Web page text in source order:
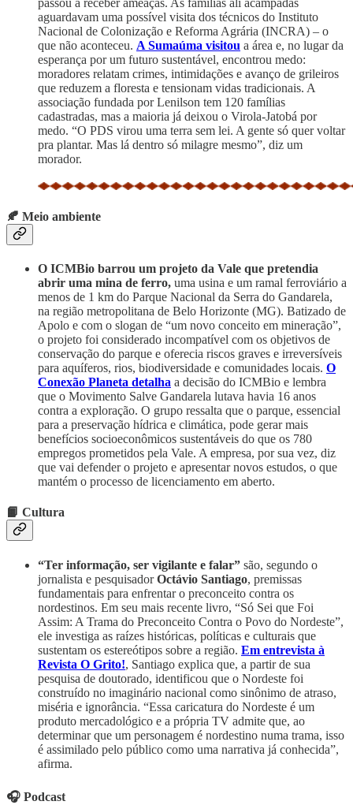
aguardavam uma possível visita dos técnicos do Instituto
Nacional de Colonização e Reforma Agrária (INCRA) – o
que não aconteceu. A Sumaúma visitou a área e, no lugar da
esperança por um futuro sustentável, encontrou medo:
moradores relatam crimes, intimidações e avanço de grileiros
que reduzem a floresta e tensionam vidas tradicionais. A
associação fundada por Lenilson tem 120 famílias
cadastradas, mas a maioria já deixou o Virola-Jatobá por
medo. “O PDS virou uma terra sem lei. A gente só quer voltar
pra plantar. Mas lá dentro só milagre mesmo”, diz um
morador.
🍂 Meio ambiente
O ICMBio barrou um projeto da Vale que pretendia
abrir uma mina de ferro, uma usina e um ramal ferroviário a
menos de 1 km do Parque Nacional da Serra do Gandarela,
na região metropolitana de Belo Horizonte (MG). Batizado de
Apolo e com o slogan de “um novo conceito em mineração”,
o projeto foi considerado incompatível com os objetivos de
conservação do parque e oferecia riscos graves e irreversíveis
para aquíferos, rios, biodiversidade e comunidades locais. O
Conexão Planeta detalha a decisão do ICMBio e lembra
que o Movimento Salve Gandarela lutava havia 16 anos
contra a exploração. O grupo ressalta que o parque, essencial
para a preservação hídrica e climática, pode gerar mais
benefícios socioeconômicos sustentáveis do que os 780
empregos prometidos pela Vale. A empresa, por sua vez, diz
que vai defender o projeto e apresentar novos estudos, o que
mantém o processo de licenciamento em aberto.
📙 Cultura
“Ter informação, ser vigilante e falar” são, segundo o
jornalista e pesquisadorOctávio Santiago, premissas
fundamentais para enfrentar o preconceito contra os
nordestinos. Em seu mais recente livro, “Só Sei que Foi
Assim: A Trama do Preconceito Contra o Povo do Nordeste”,
ele investiga as raízes históricas, políticas e culturais que
sustentam os estereótipos sobre a região. Em entrevista à
Revista O Grito!, Santiago explica que, a partir de sua
pesquisa de doutorado, identificou que o Nordeste foi
construído no imaginário nacional como sinônimo de atraso,
miséria e ignorância. “Essa caricatura do Nordeste é um
produto mercadológico e a própria TV admite que, ao
determinar que um personagem é nordestino numa trama, isso
é assimilado pelo público como uma narrativa já conhecida”,
afirma.
🎧 Podcast